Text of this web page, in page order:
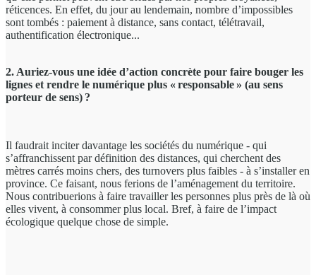
réticences. En effet, du jour au lendemain, nombre d’impossibles
sont tombés : paiement à distance, sans contact, télétravail,
authentification électronique...
2. Auriez-vous une idée d’action concrète pour faire bouger les
lignes et rendre le numérique plus « responsable » (au sens
porteur de sens) ?
Il faudrait inciter davantage les sociétés du numérique - qui
s’affranchissent par définition des distances, qui cherchent des
mètres carrés moins chers, des turnovers plus faibles - à s’installer en
province. Ce faisant, nous ferions de l’aménagement du territoire.
Nous contribuerions à faire travailler les personnes plus près de là où
elles vivent, à consommer plus local. Bref, à faire de l’impact
écologique quelque chose de simple.